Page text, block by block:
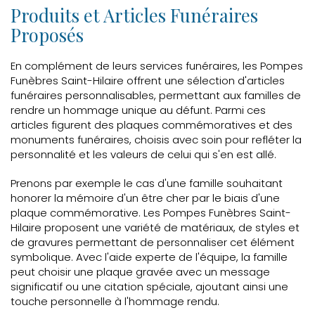
Produits et Articles Funéraires
Proposés
En complément de leurs services funéraires, les Pompes
Funèbres Saint-Hilaire offrent une sélection d'articles
funéraires personnalisables, permettant aux familles de
rendre un hommage unique au défunt. Parmi ces
articles figurent des plaques commémoratives et des
monuments funéraires, choisis avec soin pour refléter la
personnalité et les valeurs de celui qui s'en est allé.
Prenons par exemple le cas d'une famille souhaitant
honorer la mémoire d'un être cher par le biais d'une
plaque commémorative. Les Pompes Funèbres Saint-
Hilaire proposent une variété de matériaux, de styles et
de gravures permettant de personnaliser cet élément
symbolique. Avec l'aide experte de l'équipe, la famille
peut choisir une plaque gravée avec un message
significatif ou une citation spéciale, ajoutant ainsi une
touche personnelle à l'hommage rendu.